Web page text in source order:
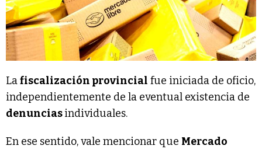
Lafiscalización provincial fue iniciada de oficio,
independientemente de la eventual existencia de
denunciasindividuales.
En ese sentido, vale mencionar que Mercado